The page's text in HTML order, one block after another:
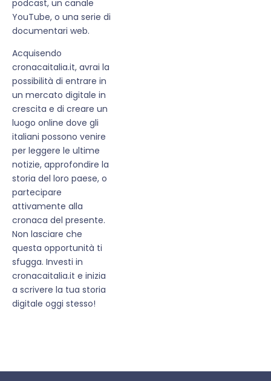
podcast, un canale
YouTube, o una serie di
documentari web.
Acquisendo
cronacaitalia.it, avrai la
possibilità di entrare in
un mercato digitale in
crescita e di creare un
luogo online dove gli
italiani possono venire
per leggere le ultime
notizie, approfondire la
storia del loro paese, o
partecipare
attivamente alla
cronaca del presente.
Non lasciare che
questa opportunità ti
sfugga. Investi in
cronacaitalia.it e inizia
a scrivere la tua storia
digitale oggi stesso!